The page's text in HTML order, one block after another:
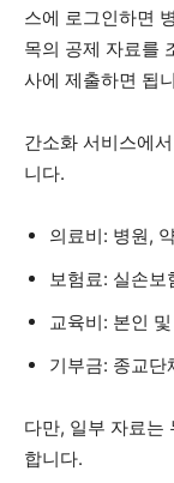
스에 로그인하면
목의 공제 자료를
사에 제출하면 됩
간소화 서비스에
니다.
의료비: 병원,
보험료: 실손보
교육비: 본인
기부금: 종교단
다만, 일부 자료는
합니다.